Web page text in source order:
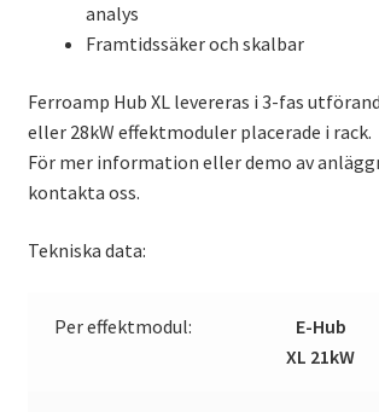
analys
Framtidssäker och skalbar
Ferroamp Hub XL levereras i 3-fas
eller 28kW effektmoduler placerade i rack.
För mer information eller demo av
kontakta oss.
Tekniska data:
Per effektmodul:
E-Hub
XL 21kW